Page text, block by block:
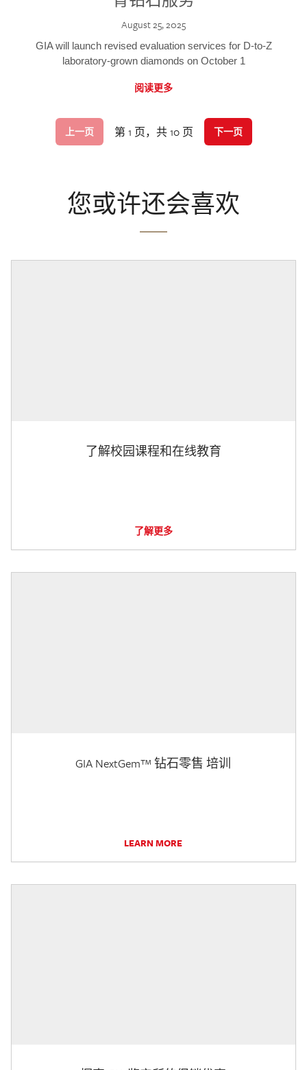
August 25, 2025
GIA will launch revised evaluation services for D-to-Z
laboratory-grown diamonds on October 1
阅读更多
上一页 第 1 页，共 10 页 下一页
您或许还会喜欢
了解校园课程和在线教育
了解更多
GIA NextGem™ 钻石零售 培训
LEARN MORE